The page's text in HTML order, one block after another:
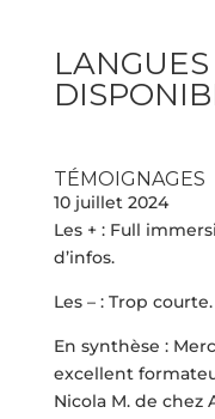
TÉMOIGNAGES
10 juillet 2024
Les + : Full
d’infos.
Les – : Trop courte.
En synthèse :
excellent
Nicola M. de chez